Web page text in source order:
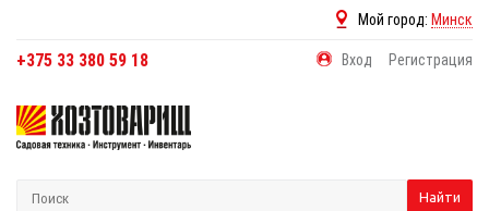
Мой город: Минск
+375 33 380 59 18 Вход Регистрация
Найти